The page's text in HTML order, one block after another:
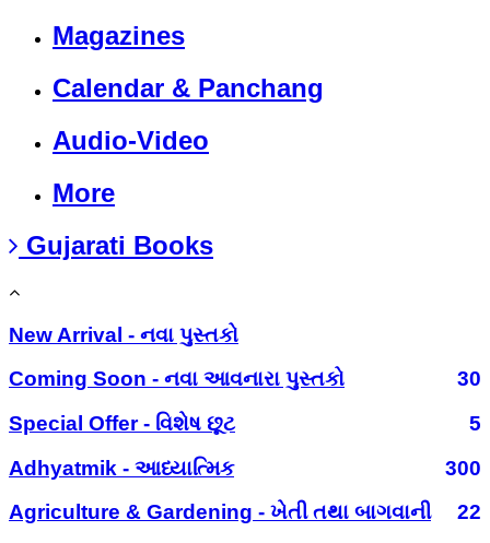
Magazines
Calendar & Panchang
Audio-Video
More
Gujarati Books
New Arrival - નવા પુસ્તકો
Coming Soon - નવા આવનારા પુસ્તકો
30
Special Offer - વિશેષ છૂટ
5
Adhyatmik - આધ્યાત્મિક
300
Agriculture & Gardening - ખેતી તથા બાગવાની
22